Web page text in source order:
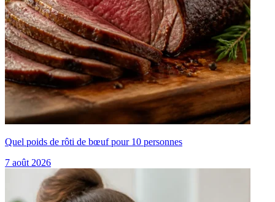
Quel poids de rôti de bœuf pour 10 personnes
7 août 2026